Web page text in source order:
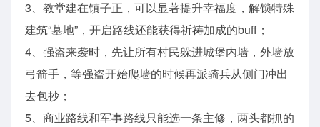
3、教堂建在镇子正，可以显著提升幸福度，解锁特殊
建筑“墓地”，开启路线还能获得祈祷加成的buff；
4、强盗来袭时，先让所有村民躲进城堡内墙，外墙放
弓箭手，等强盗开始爬墙的时候再派骑兵从侧门冲出
去包抄；
5、商业路线和军事路线只能选一条主修，两头都抓的